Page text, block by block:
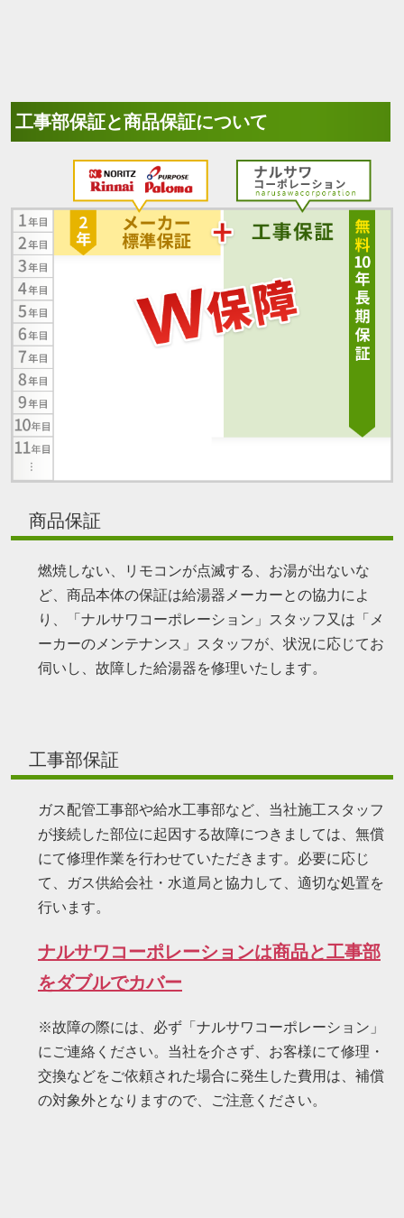
工事部保証と商品保証について
商品保証
燃焼しない、リモコンが点滅する、お湯が出ないな
ど、商品本体の保証は給湯器メーカーとの協力によ
り、「ナルサワコーポレーション」スタッフ又は「メ
ーカーのメンテナンス」スタッフが、状況に応じてお
伺いし、故障した給湯器を修理いたします。
工事部保証
ガス配管工事部や給水工事部など、当社施工スタッフ
が接続した部位に起因する故障につきましては、無償
にて修理作業を行わせていただきます。必要に応じ
て、ガス供給会社・水道局と協力して、適切な処置を
行います。
ナルサワコーポレーションは商品と工事部
をダブルでカバー
※故障の際には、必ず「ナルサワコーポレーション」
にご連絡ください。当社を介さず、お客様にて修理・
交換などをご依頼された場合に発生した費用は、補償
の対象外となりますので、ご注意ください。